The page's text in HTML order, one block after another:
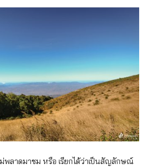
พลาดมาชม หรือ เรียกได้ว่าเป็นสัญลักษณ์